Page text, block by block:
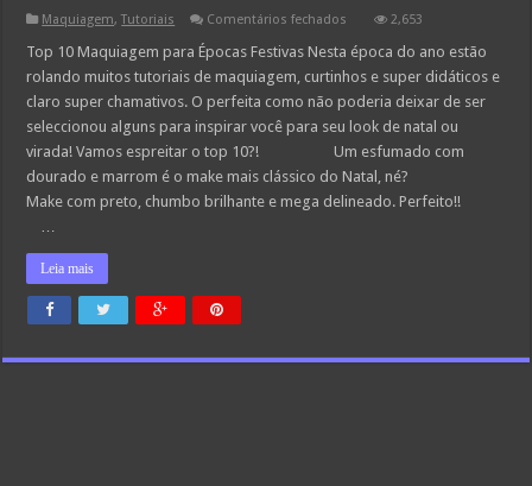
Maquiagem,Tutoriais Comentários fechados
10
Maquiagem
para
Épocas
Festivas
2,653
Top 10 Maquiagem para Épocas Festivas Nesta época do ano estão
rolando muitos tutoriais de maquiagem, curtinhos e super didáticos e
claro super chamativos. O perfeita como não poderia deixar de ser
seleccionou alguns para inspirar você para seu look de natal ou
virada! Vamos espreitar o top 10?! Um esfumado com
dourado e marrom é o make mais clássico do Natal, né?
Make com preto, chumbo brilhante e mega delineado. Perfeito!!
Leia mais